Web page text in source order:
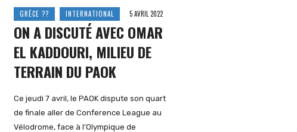
GRÈCE ?? INTERNATIONAL 5 AVRIL 2022
ON A DISCUTÉ AVEC OMAR
EL KADDOURI, MILIEU DE
TERRAIN DU PAOK
Ce jeudi 7 avril, le PAOK dispute son quart
de finale aller de Conference League au
Vélodrome, face à l’Olympique de